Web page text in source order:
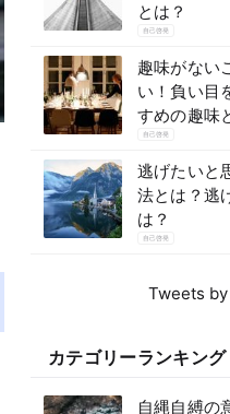
とは？
自己啓発
趣味がない
い！負い目
すめの趣味
自己啓発
逃げたいと
法とは？逃
は？
自己啓発
Tweets
カテゴリーランキング
自縄自縛の